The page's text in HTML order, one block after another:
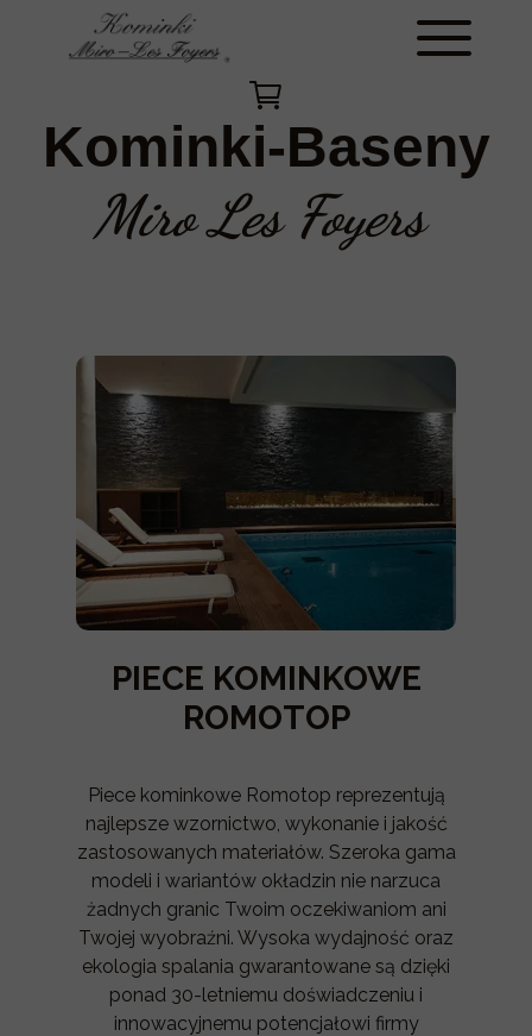
PIECE KOMINKOWE
ROMOTOP
Piece kominkowe Romotop reprezentują
najlepsze wzornictwo, wykonanie i jakość
zastosowanych materiałów. Szeroka gama
modeli i wariantów okładzin nie narzuca
żadnych granic Twoim oczekiwaniom ani
Twojej wyobraźni. Wysoka wydajność oraz
ekologia spalania gwarantowane są dzięki
ponad 30-letniemu doświadczeniu i
innowacyjnemu potencjałowi firmy
Kominki-Baseny
Miro Les Foyers